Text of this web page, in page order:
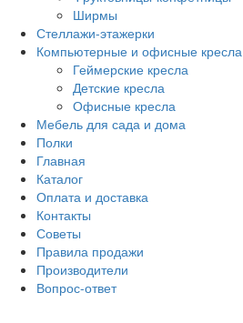
Ширмы
Стеллажи-этажерки
Компьютерные и офисные кресла
Геймерские кресла
Детские кресла
Офисные кресла
Мебель для сада и дома
Полки
Главная
Каталог
Оплата и доставка
Контакты
Советы
Правила продажи
Производители
Вопрос-ответ